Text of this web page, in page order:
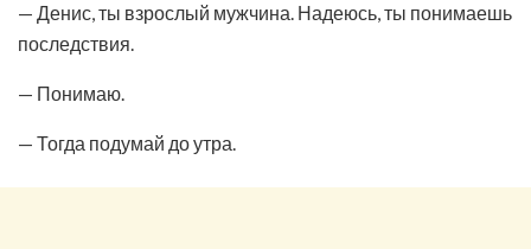
— Денис, ты взрослый мужчина. Надеюсь, ты понимаешь
последствия.
— Понимаю.
— Тогда подумай до утра.